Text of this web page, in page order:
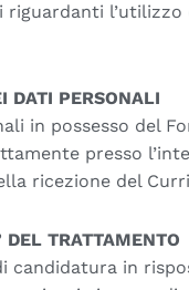
riguardanti l’utilizzo
DATI PERSONALI
in possesso del
presso
ricezione del
DEL TRATTAMENTO
candidatura in